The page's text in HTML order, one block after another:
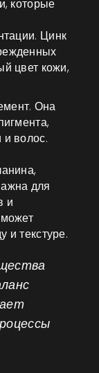
которые
Цинк
цвет кожи,
Она
волос.
для
и
и текстуре.